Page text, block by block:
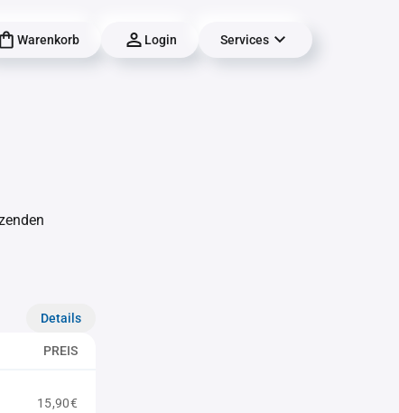
Warenkorb Login Services
Details
PREIS
15,90€